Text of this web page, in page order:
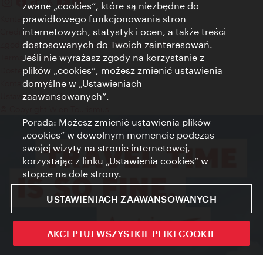
Kontakt
Credits
Zgoda na przetwarzanie danych osobowych
Terms of Use
Dostępność
Kontakt prasowy
Ustawienia cookies
zwane „cookies”, które są niezbędne do
prawidłowego funkcjonowania stron
internetowych, statystyk i ocen, a także treści
dostosowanych do Twoich zainteresowań.
Jeśli nie wyrażasz zgody na korzystanie z
plików „cookies”, możesz zmienić ustawienia
domyślne w „Ustawieniach
zaawansowanych”.
Porada: Możesz zmienić ustawienia plików
„cookies” w dowolnym momencie podczas
swojej wizyty na stronie internetowej,
korzystając z linku „Ustawienia cookies” w
stopce na dole strony.
USTAWIENIACH ZAAWANSOWANYCH
AKCEPTUJ WSZYSTKIE PLIKI COOKIE